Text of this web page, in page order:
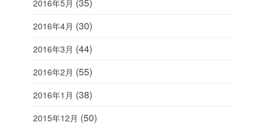
2016年5月
2016年4月 (30)
2016年3月 (44)
2016年2月 (55)
2016年1月 (38)
2015年12月 (50)